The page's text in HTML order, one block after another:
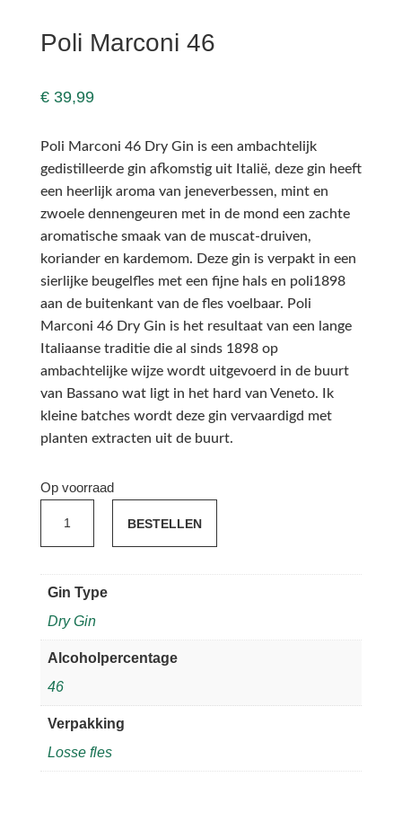
Poli Marconi 46
€39,99
Poli Marconi 46 Dry Gin is een ambachtelijk
gedistilleerde gin afkomstig uit Italië, deze gin heeft
een heerlijk aroma van jeneverbessen, mint en
zwoele dennengeuren met in de mond een zachte
aromatische smaak van de muscat-druiven,
koriander en kardemom. Deze gin is verpakt in een
sierlijke beugelfles met een fijne hals en poli1898
aan de buitenkant van de fles voelbaar. Poli
Marconi 46 Dry Gin is het resultaat van een lange
Italiaanse traditie die al sinds 1898 op
ambachtelijke wijze wordt uitgevoerd in de buurt
van Bassano wat ligt in het hard van Veneto. Ik
kleine batches wordt deze gin vervaardigd met
planten extracten uit de buurt.
Op voorraad
Marconi
aantal
BESTELLEN
Gin Type
Dry Gin
Alcoholpercentage
46
Verpakking
Losse fles